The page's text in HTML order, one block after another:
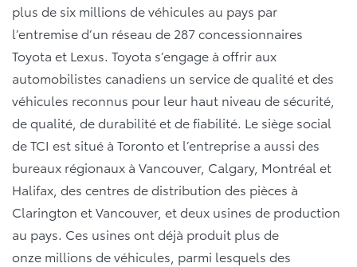
plus de six millions de véhicules au pays par
l’entremise d’un réseau de 287 concessionnaires
Toyota et Lexus. Toyota s’engage à offrir aux
automobilistes canadiens un service de qualité et des
véhicules reconnus pour leur haut niveau de sécurité,
de qualité, de durabilité et de fiabilité. Le siège social
de TCI est situé à Toronto et l’entreprise a aussi des
bureaux régionaux à Vancouver, Calgary, Montréal et
Halifax, des centres de distribution des pièces à
Clarington et Vancouver, et deux usines de production
au pays. Ces usines ont déjà produit plus de
onze millions de véhicules, parmi lesquels des